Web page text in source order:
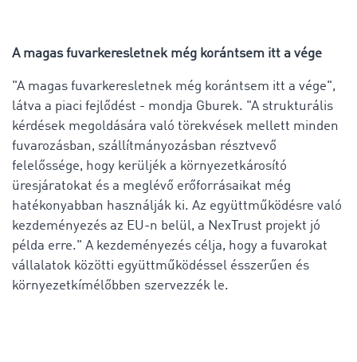
A magas fuvarkeresletnek még korántsem itt a vége
"A magas fuvarkeresletnek még korántsem itt a vége",
látva a piaci fejlődést - mondja Gburek. "A strukturális
kérdések megoldására való törekvések mellett minden
fuvarozásban, szállítmányozásban résztvevő
felelőssége, hogy kerüljék a környezetkárosító
üresjáratokat és a meglévő erőforrásaikat még
hatékonyabban használják ki. Az együttműködésre való
kezdeményezés az EU-n belül, a NexTrust projekt jó
példa erre." A kezdeményezés célja, hogy a fuvarokat
vállalatok közötti együttműködéssel ésszerűen és
környezetkímélőbben szervezzék le.